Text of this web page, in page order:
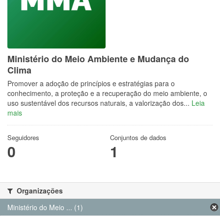
Ministério do Meio Ambiente e Mudança do
Clima
Promover a adoção de princípios e estratégias para o
conhecimento, a proteção e a recuperação do meio ambiente, o
uso sustentável dos recursos naturais, a valorização dos... Leia
mais
Seguidores
0
Conjuntos de dados
1
Organizações
Ministério do Meio ... (1)